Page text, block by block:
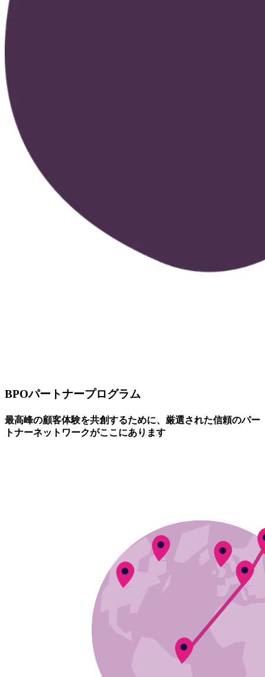
BPOパートナープログラム
最高峰の顧客体験を共創するために、厳選された信頼のパー
トナーネットワークがここにあります